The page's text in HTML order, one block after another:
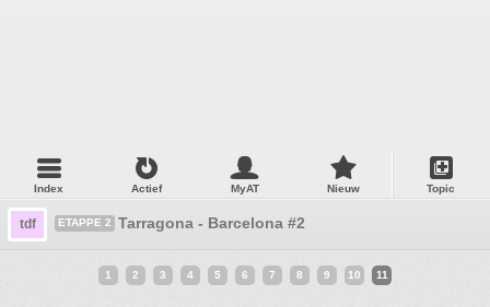
Index Actief MyAT Nieuw Topic
tdf ETAPPE 2 Tarragona - Barcelona #2
1 2 3 4 5 6 7 8 9 10 11